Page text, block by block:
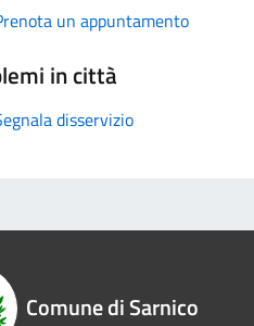
un appuntamento
in città
disservizio
Comune di Sarnico